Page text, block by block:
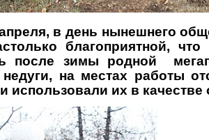
в день нынешнего
благоприятной,
после зимы родной
недуги, на местах работы
использовали их в